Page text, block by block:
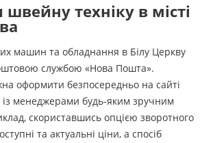
техніку в місті
машин та обладнання в Білу Церкву
службою «Нова Пошта».
оформити безпосередньо на сайті
менеджерами будь-яким зручним
скориставшись опцією зворотного
та актуальні ціни, а спосіб